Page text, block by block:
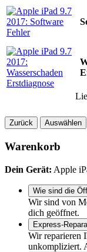
Zurück Auswählen
Warenkorb
Dein Gerät: Apple
Wie sind die
Wir sind von
dich geöffnet.
Express-
Wir reparieren
unkompliziert.